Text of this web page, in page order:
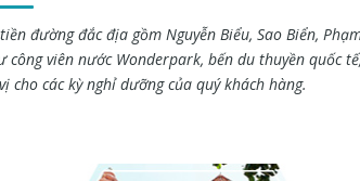
đường đắc địa gồm Nguyễn Biểu, Sao Biển,
viên nước Wonderpark, bến du thuyền quốc
các kỳ nghỉ dưỡng của quý khách hàng.